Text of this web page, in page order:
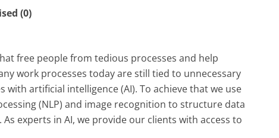
(0)
free people from tedious processes and help
work processes today are still tied to unnecessary
artificial intelligence (AI). To achieve that we use
(NLP) and image recognition to structure data
experts in AI, we provide our clients with access to